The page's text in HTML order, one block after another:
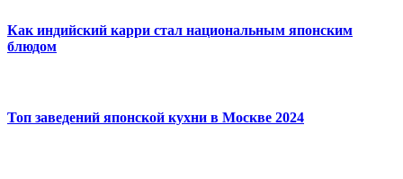
Как индийский карри стал национальным японским
блюдом
Топ заведений японской кухни в Москве 2024